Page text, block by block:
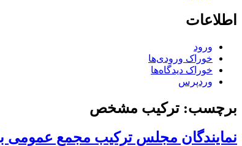
اطلاعات
ورود
خوراک ورودی‌ها
خوراک دیدگاه‌ها
وردپرس
برچسب: ترکیب مشخص
نمایندگان مجلس ترکیب مجمع